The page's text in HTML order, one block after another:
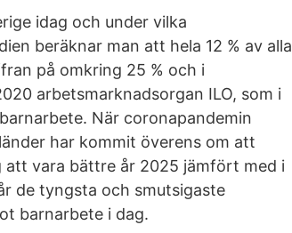
idag och under vilka
beräknar man att hela 12 % av alla
på omkring 25 % och i
arbetsmarknadsorgan ILO, som i
När coronapandemin
har kommit överens om att
vara bättre år 2025 jämfört med i
de tyngsta och smutsigaste
barnarbete i dag.